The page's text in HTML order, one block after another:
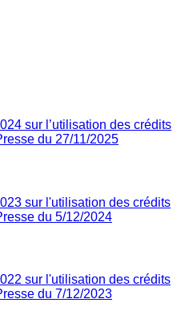
sur l’utilisation des crédits
du 27/11/2025
sur l'utilisation des crédits
du 5/12/2024
sur l'utilisation des crédits
du 7/12/2023